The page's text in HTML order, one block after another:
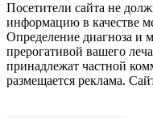
Посетители сайта не
информацию в качестве
Определение диагноза и
прерогативой вашего
принадлежат частной
размещается реклама.